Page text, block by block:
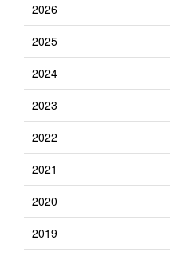
2026
2025
2024
2023
2022
2021
2020
2019